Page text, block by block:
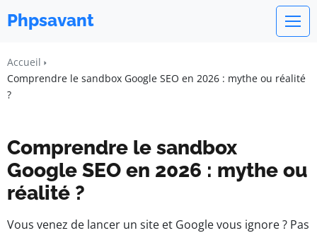
Phpsavant
Accueil
Comprendre le sandbox Google SEO en 2026 : mythe ou réalité
?
Comprendre le sandbox
Google SEO en 2026 : mythe ou
réalité ?
Vous venez de lancer un site et Google vous ignore ? Pas